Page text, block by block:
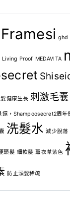
Framesi ghd
Living Proof MEDAVITA
健康生長 刺激毛囊
還，Shampoosecret2周年
洗髮水 減少脫落
頭髮 細軟髮 薰衣草紫色
防止頭髮稀疏